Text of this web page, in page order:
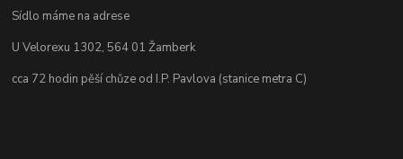
Sídlo máme na adrese
U Velorexu 1302, 564 01 Žamberk
cca 72 hodin pěší chůze od I.P. Pavlova (stanice metra C)